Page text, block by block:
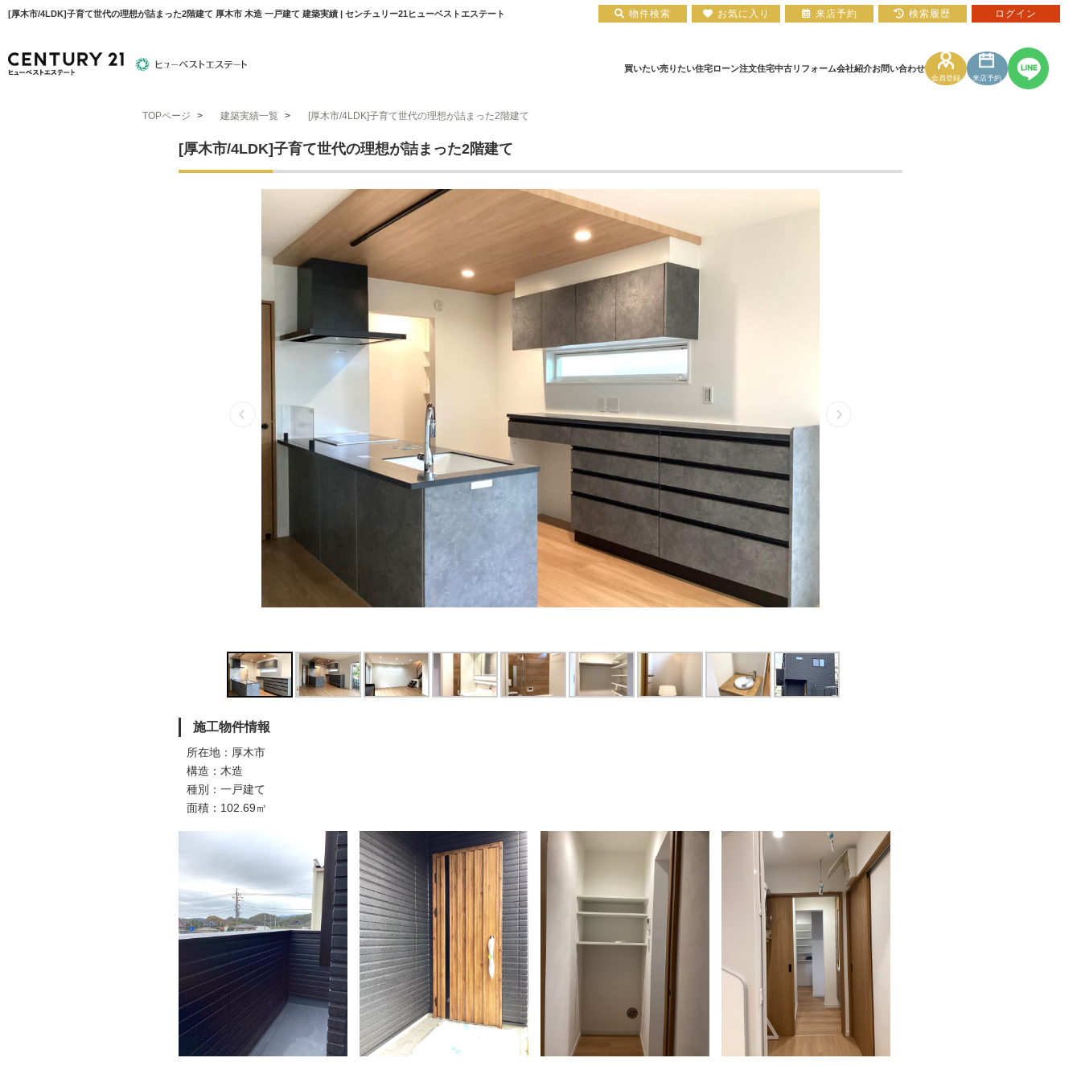
[厚木市/4LDK]子育て世代の理想が詰まった2階建て 厚木市 木造 一戸建て 建築実績 | センチュリー21ヒューベストエステート
買いたい
物件検索 平塚エリア 小田原エリア 新築一戸建て
売りたい住宅ローン
住宅ローンについて 住宅ローン実績 住宅ローン裏話
注文住宅
注文住宅について
中古リフォーム会社紹介
会社概要 お知らせ お客様の声
お問い合わせ
会員登録 来店予約
TOPページ > 建築実績一覧 > [厚木市/4LDK]子育て世代の理想が詰まった2階建て
[厚木市/4LDK]子育て世代の理想が詰まった2階建て
施工物件情報
所在地：厚木市
構造：木造
種別：一戸建て
面積：102.69㎡
物件検索 お気に入り 来店予約 検索履歴 ログイン